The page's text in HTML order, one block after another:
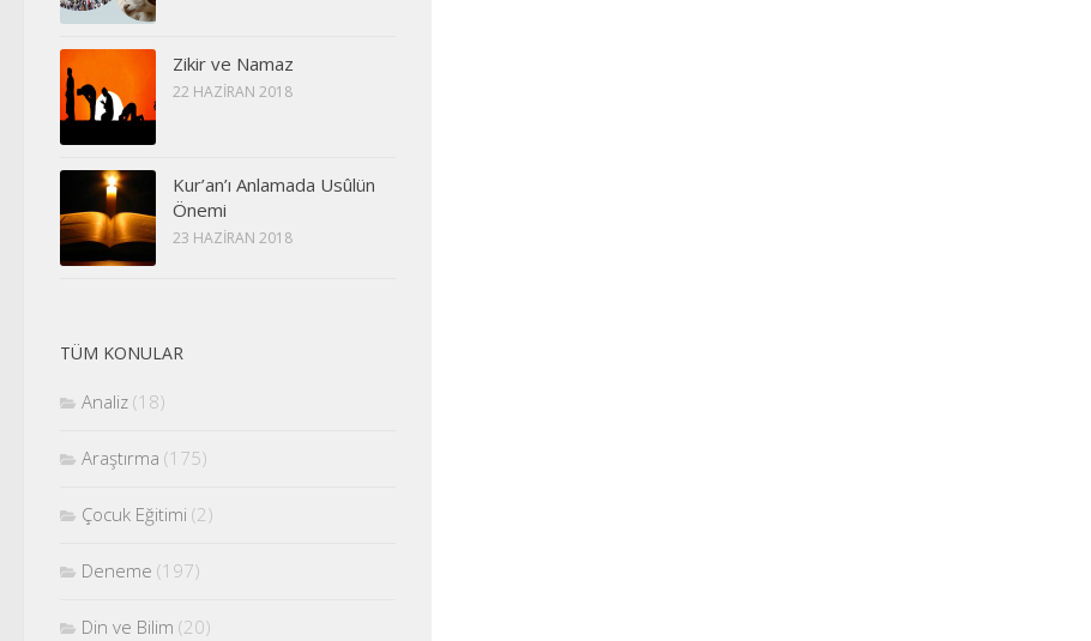
Zikir ve Namaz
22 HAZIRAN 2018
Kur’an’ı Anlamada Usûlün
Önemi
23 HAZIRAN 2018
TÜM KONULAR
Analiz (18)
Araştırma (175)
Çocuk Eğitimi (2)
Deneme (197)
Din ve Bilim (20)